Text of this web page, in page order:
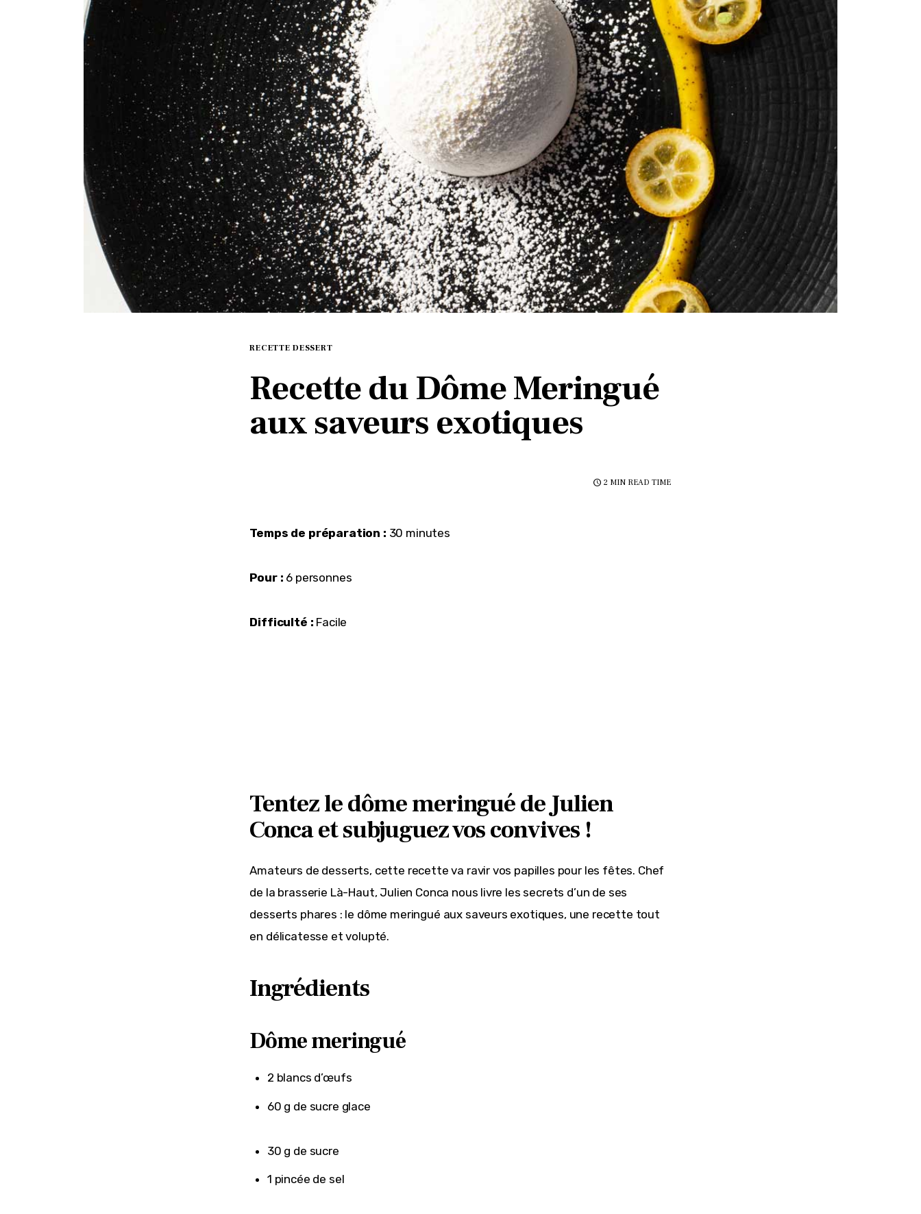
RECETTE DESSERT
Recette du Dôme Meringué
aux saveurs exotiques
2 MIN READ TIME
Temps de préparation : 30 minutes
Pour : 6 personnes
Difficulté : Facile
Tentez le dôme meringué de Julien
Conca et subjuguez vos convives !
Amateurs de desserts, cette recette va ravir vos papilles pour les fêtes. Chef
de la brasserie Là-Haut, Julien Conca nous livre les secrets d’un de ses
desserts phares : le dôme meringué aux saveurs exotiques, une recette tout
en délicatesse et volupté.
Ingrédients
Dôme meringué
2 blancs d’œufs
60 g de sucre glace
30 g de sucre
1 pincée de sel